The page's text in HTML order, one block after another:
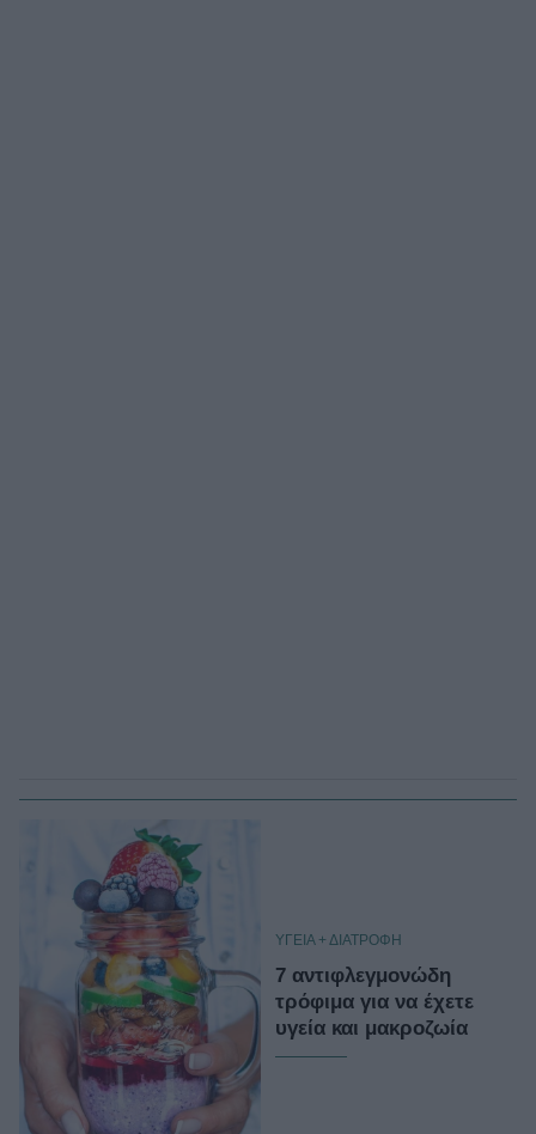
ΥΓΕΙΑ + ΔΙΑΤΡΟΦΗ
7 αντιφλεγμονώδη
τρόφιμα για να έχετε
υγεία και μακροζωία